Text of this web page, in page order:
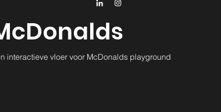
interactieve vloer voor McDonalds playground